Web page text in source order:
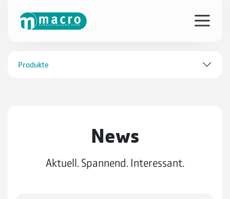
Produkte
News
Aktuell. Spannend. Interessant.